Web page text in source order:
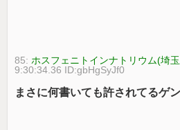
85: ホスフェニトインナトリウム(埼
9:30:34.36 ID:gbHgSyJf0
まさに何書いても許されてるゲ